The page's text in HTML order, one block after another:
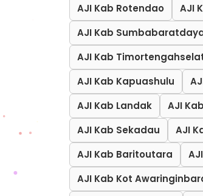
AJI Kab Rotendao
AJI
AJI Kab
AJI Kab
AJI Kab Kapuashulu
AJI Kab Landak
AJI
AJI Kab Sekadau
AJI
AJI Kab Baritoutara
AJI Kab Kot